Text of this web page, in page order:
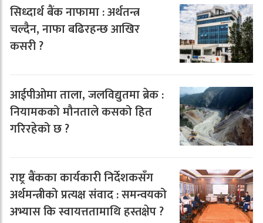
सिध्दार्थ बैंक नाफामा : अर्थतन्त्र
चल्दैन, नाफा बढिरहन्छ आखिर
कसरी ?
आईपीओमा ताला, जलविद्युतमा ब्रेक :
नियामकको मौनताले कसको हित
गरिरहेको छ ?
राष्ट्र बैंकका कार्यकारी निर्देशकसँग
अर्थमन्त्रीको प्रत्यक्ष संवाद : समन्वयको
अभ्यास कि स्वायत्ततामाथि हस्तक्षेप ?